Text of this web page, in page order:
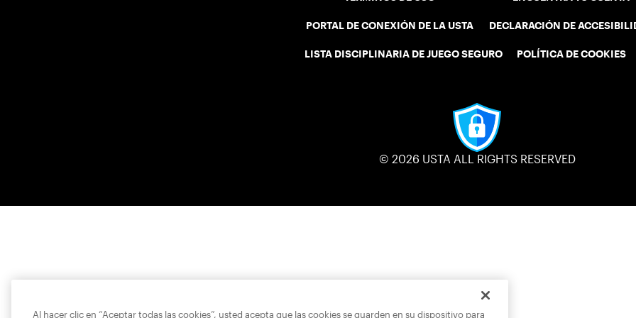
PORTAL DE CONEXIÓN DE LA USTA
LISTA DISCIPLINARIA DE JUEGO SEGURO
DECLARACIÓN DE
POLÍTICA DE COOKIES
© 2026 USTA ALL RIGHTS RESERVED
Al hacer clic en “Aceptar todas las cookies”, usted acepta que las cookies se guarden en su dispositivo para